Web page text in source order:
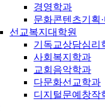
경영학과
문화콘텐츠기획
선교복지대학원
기독교상담심리
사회복지학과
교회음악학과
다문화선교학과
디지털문예창작